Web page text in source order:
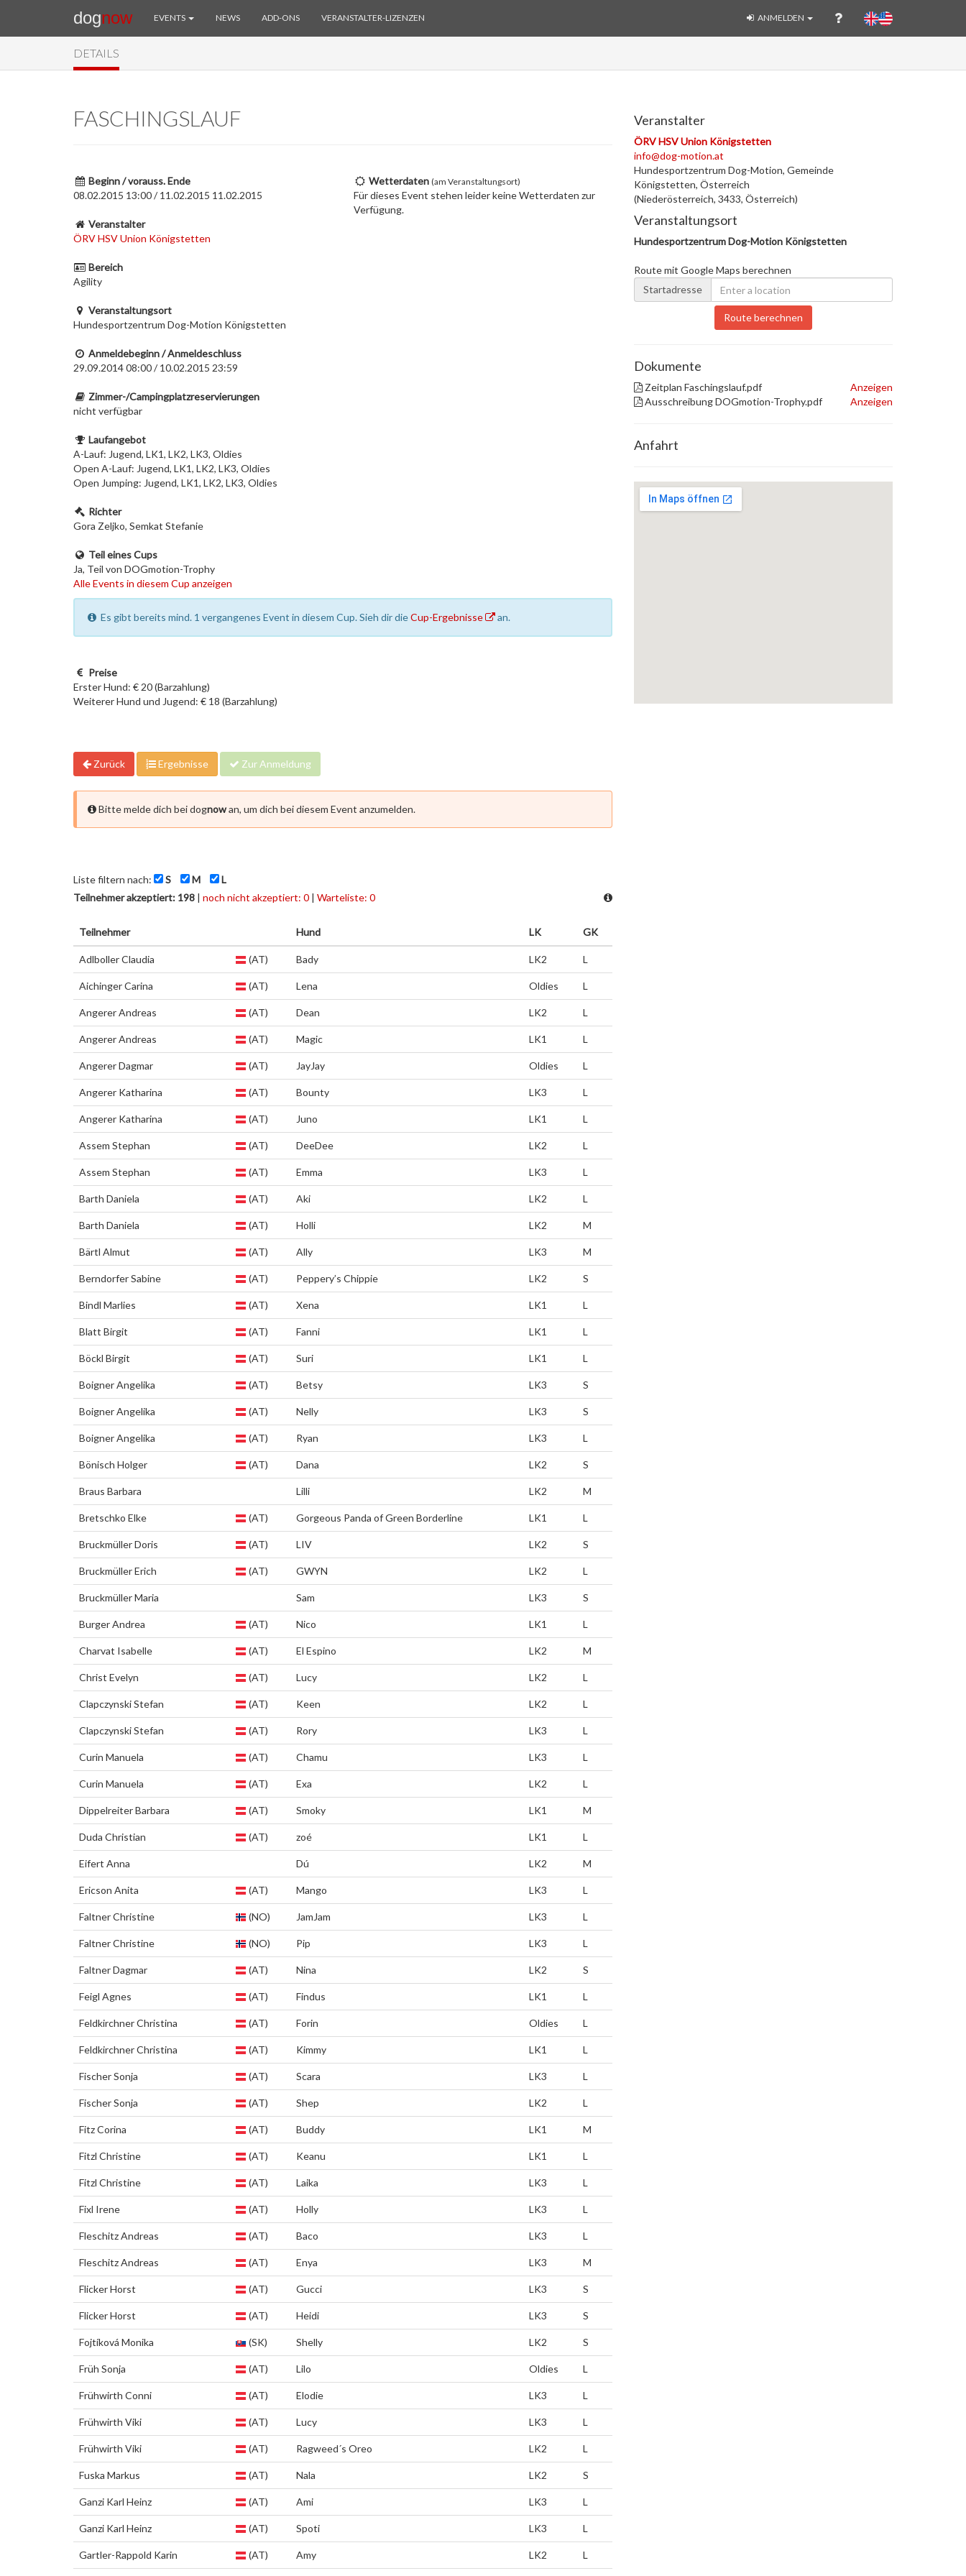
dognow EVENTS NEWS ADD-ONS VERANSTALTER-LIZENZEN ANMELDEN
DETAILS
FASCHINGSLAUF
Beginn / vorauss. Ende
08.02.2015 13:00 / 11.02.2015 11.02.2015
Veranstalter
ÖRV HSV Union Königstetten
Bereich
Agility
Veranstaltungsort
Hundesportzentrum Dog-Motion Königstetten
Anmeldebeginn / Anmeldeschluss
29.09.2014 08:00 / 10.02.2015 23:59
Zimmer-/Campingplatzreservierungen
nicht verfügbar
Laufangebot
A-Lauf: Jugend, LK1, LK2, LK3, Oldies
Open A-Lauf: Jugend, LK1, LK2, LK3, Oldies
Open Jumping: Jugend, LK1, LK2, LK3, Oldies
Wetterdaten (am Veranstaltungsort)
Für dieses Event stehen leider keine Wetterdaten zur
Verfügung.
Richter
Gora Zeljko, Semkat Stefanie
Teil eines Cups
Ja, Teil von DOGmotion-Trophy
Alle Events in diesem Cup anzeigen
Es gibt bereits mind. 1 vergangenes Event in diesem Cup. Sieh dir dieCup-Ergebnisse an.
Preise
Erster Hund: € 20 (Barzahlung)
Weiterer Hund und Jugend: € 18 (Barzahlung)
Zurück Ergebnisse Zur Anmeldung
Bitte melde dich bei dognowan, um dich bei diesem Event anzumelden.
Liste filtern nach: S M
L
Teilnehmer akzeptiert: 198 | noch nicht akzeptiert: 0 | Warteliste: 0
Teilnehmer Hund LK GK
Adlboller Claudia (AT) Bady LK2 L
Aichinger Carina (AT) Lena Oldies L
Angerer Andreas (AT) Dean LK2 L
Angerer Andreas (AT) Magic LK1 L
Angerer Dagmar (AT) JayJay Oldies L
Angerer Katharina (AT) Bounty LK3 L
Angerer Katharina (AT) Juno LK1 L
Assem Stephan (AT) DeeDee LK2 L
Assem Stephan (AT) Emma LK3 L
Barth Daniela (AT) Aki LK2 L
Barth Daniela (AT) Holli LK2 M
Bärtl Almut (AT) Ally LK3 M
Berndorfer Sabine (AT) Peppery’s Chippie LK2 S
Bindl Marlies (AT) Xena LK1 L
Blatt Birgit (AT) Fanni LK1 L
Böckl Birgit (AT) Suri LK1 L
Boigner Angelika (AT) Betsy LK3 S
Boigner Angelika (AT) Nelly LK3 S
Boigner Angelika (AT) Ryan LK3 L
Bönisch Holger (AT) Dana LK2 S
Braus Barbara Lilli LK2 M
Bretschko Elke (AT) Gorgeous Panda of Green Borderline LK1 L
Bruckmüller Doris (AT) LIV LK2 S
Bruckmüller Erich (AT) GWYN LK2 L
Bruckmüller Maria Sam LK3 S
Burger Andrea (AT) Nico LK1 L
Charvat Isabelle (AT) El Espino LK2 M
Christ Evelyn (AT) Lucy LK2 L
Clapczynski Stefan (AT) Keen LK2 L
Clapczynski Stefan (AT) Rory LK3 L
Curin Manuela (AT) Chamu LK3 L
Curin Manuela (AT) Exa LK2 L
Dippelreiter Barbara (AT) Smoky LK1 M
Duda Christian (AT) zoé LK1 L
Eifert Anna Dú LK2 M
Ericson Anita (AT) Mango LK3 L
Faltner Christine (NO) JamJam LK3 L
Faltner Christine (NO) Pip LK3 L
Faltner Dagmar (AT) Nina LK2 S
Feigl Agnes (AT) Findus LK1 L
Feldkirchner Christina (AT) Forin Oldies L
Feldkirchner Christina (AT) Kimmy LK1 L
Fischer Sonja (AT) Scara LK3 L
Fischer Sonja (AT) Shep LK2 L
Fitz Corina (AT) Buddy LK1 M
Fitzl Christine (AT) Keanu LK1 L
Fitzl Christine (AT) Laika LK3 L
Fixl Irene (AT) Holly LK3 L
Fleschitz Andreas (AT) Baco LK3 L
Fleschitz Andreas (AT) Enya LK3 M
Flicker Horst (AT) Gucci LK3 S
Flicker Horst (AT) Heidi LK3 S
Fojtíková Monika (SK) Shelly LK2 S
Früh Sonja (AT) Lilo Oldies L
Frühwirth Conni (AT) Elodie LK3 L
Frühwirth Viki (AT) Lucy LK3 L
Frühwirth Viki (AT) Ragweed´s Oreo LK2 L
Fuska Markus (AT) Nala LK2 S
Ganzi Karl Heinz (AT) Ami LK3 L
Ganzi Karl Heinz (AT) Spoti LK3 L
Gartler-Rappold Karin (AT) Amy LK2 L
Veranstalter
ÖRV HSV Union Königstetten
info@dog-motion.at
Hundesportzentrum Dog-Motion, Gemeinde
Königstetten, Österreich
(Niederösterreich, 3433, Österreich)
Veranstaltungsort
Hundesportzentrum Dog-Motion Königstetten
Route mit Google Maps berechnen
Startadresse
Route berechnen
Dokumente
Zeitplan Faschingslauf.pdf
Anzeigen
Ausschreibung DOGmotion-Trophy.pdf
Anzeigen
Anfahrt